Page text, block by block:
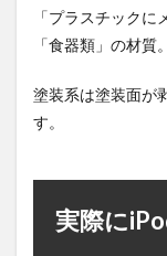
「プラスチックに
「食器類」の材質。
塗装系は塗装面が
す。
実際に